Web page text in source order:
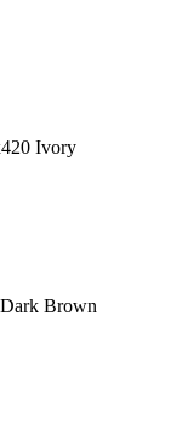
Ivory
Brown